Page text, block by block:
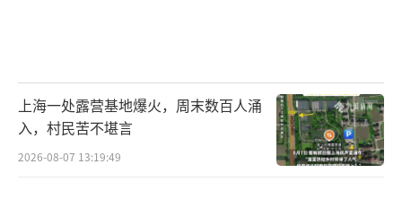
上海一处露营基地爆火，周末数百人涌
入，村民苦不堪言
2026-08-07 13:19:49